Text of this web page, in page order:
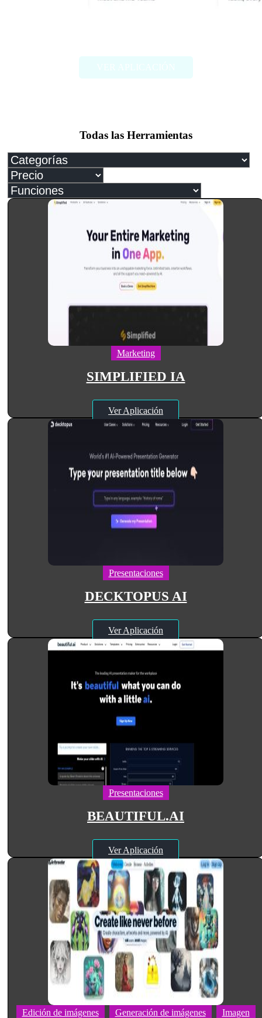
Todas las Herramientas
Marketing
SIMPLIFIED IA
Ver Aplicación
Presentaciones
DECKTOPUS AI
Ver Aplicación
Presentaciones
BEAUTIFUL.AI
Ver Aplicación
Edición de imágenes Generación de imágenes Imagen